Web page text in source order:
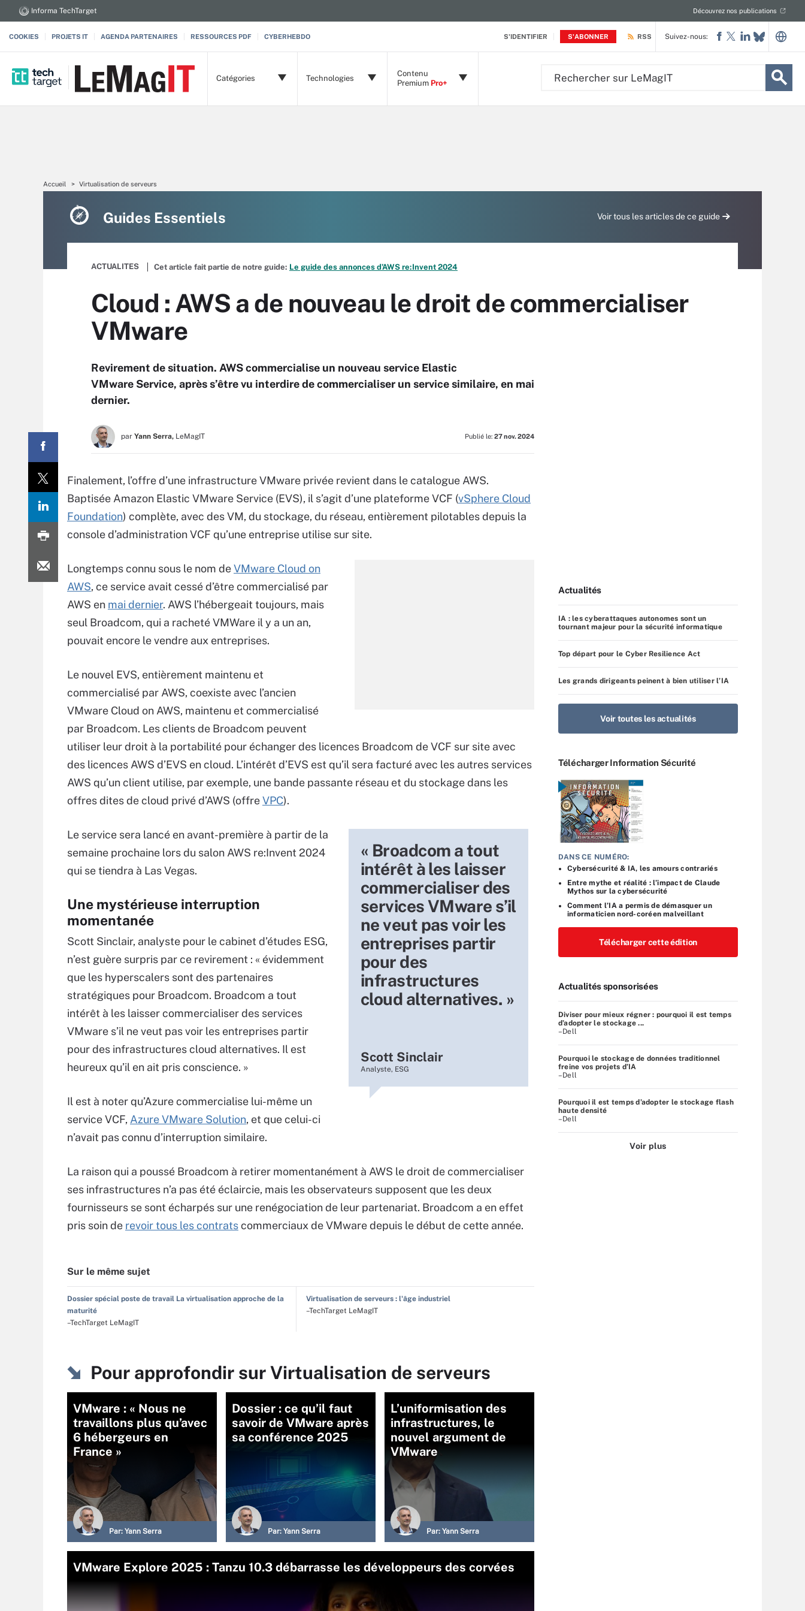
S'IDENTIFIER S'ABONNER
Informa TechTarget Découvrez nos publications
COOKIES PROJETS IT AGENDA PARTENAIRES RESSOURCES PDF CYBERHEBDO RSS
Catégories Technologies
Contenu
Premium Pro+
Suivez-nous:
Accueil Virtualisation de serveurs
Guides Essentiels Voir tous les articles de ce guide
ACTUALITES Cet article fait partie de notre guide: Le guide des annonces d’AWS re:Invent 2024
Cloud : AWS a de nouveau le droit de commercialiser
VMware
Revirement de situation. AWS commercialise un nouveau service Elastic
VMware Service, après s’être vu interdire de commercialiser un service similaire, en mai
dernier.
par Yann Serra, LeMagIT Publié le: 27 nov. 2024
Finalement, l’offre d’une infrastructure VMware privée revient dans le catalogue AWS.
Baptisée Amazon Elastic VMware Service (EVS), il s’agit d’une plateforme VCF (vSphere Cloud
Foundation) complète, avec des VM, du stockage, du réseau, entièrement pilotables depuis la
console d’administration VCF qu’une entreprise utilise sur site.
Longtemps connu sous le nom deVMware Cloud on
AWS, ce service avait cessé d’être commercialisé par
AWS en mai dernier. AWS l’hébergeait toujours, mais
seul Broadcom, qui a racheté VMWare il y a un an,
pouvait encore le vendre aux entreprises.
Le nouvel EVS, entièrement maintenu et
commercialisé par AWS, coexiste avec l’ancien
VMware Cloud on AWS, maintenu et commercialisé
par Broadcom. Les clients de Broadcom peuvent
utiliser leur droit à la portabilité pour échanger des licences Broadcom de VCF sur site avec
des licences AWS d’EVS en cloud. L’intérêt d’EVS est qu’il sera facturé avec les autres services
AWS qu’un client utilise, par exemple, une bande passante réseau et du stockage dans les
offres dites de cloud privé d’AWS (offreVPC).
« Broadcom a tout
intérêt à les laisser
commercialiser des
services VMware s’il
ne veut pas voir les
entreprises partir
pour des
infrastructures
cloud alternatives. »
Scott Sinclair
Analyste, ESG
Le service sera lancé en avant-première à partir de la
semaine prochaine lors du salon AWS re:Invent 2024
qui se tiendra à Las Vegas.
Une mystérieuse interruption
momentanée
Scott Sinclair, analyste pour le cabinet d’études ESG,
n’est guère surpris par ce revirement : « évidemment
que les hyperscalers sont des partenaires
stratégiques pour Broadcom. Broadcom a tout
intérêt à les laisser commercialiser des services
VMware s’il ne veut pas voir les entreprises partir
pour des infrastructures cloud alternatives. Il est
heureux qu’il en ait pris conscience. »
Il est à noter qu’Azure commercialise lui-même un
service VCF, Azure VMware Solution, et que celui-ci
n’avait pas connu d’interruption similaire.
La raison qui a poussé Broadcom à retirer momentanément à AWS le droit de commercialiser
ses infrastructures n’a pas été éclaircie, mais les observateurs supposent que les deux
fournisseurs se sont écharpés sur une renégociation de leur partenariat. Broadcom a en effet
pris soin de revoir tous les contratscommerciaux de VMware depuis le début de cette année.
Sur le même sujet
Dossier spécial poste de travail La virtualisation approche de la
maturité
–TechTarget LeMagIT
Virtualisation de serveurs : l'âge industriel
–TechTarget LeMagIT
Pour approfondir sur Virtualisation de serveurs
VMware : « Nous ne
travaillons plus qu’avec
6 hébergeurs en
France »
Par: Yann Serra
Dossier : ce qu’il faut
savoir de VMware après
sa conférence 2025
Par: Yann Serra
L’uniformisation des
infrastructures, le
nouvel argument de
VMware
Par: Yann Serra
VMware Explore 2025 : Tanzu 10.3 débarrasse les développeurs des corvées
Actualités
IA : les cyberattaques autonomes sont un
tournant majeur pour la sécurité informatique
Top départ pour le Cyber Resilience Act
Les grands dirigeants peinent à bien utiliser l’IA
Voir toutes les actualités
Télécharger Information Sécurité
DANS CE NUMÉRO:
Cybersécurité & IA, les amours contrariés
Entre mythe et réalité : l’impact de Claude
Mythos sur la cybersécurité
Comment l’IA a permis de démasquer un
informaticien nord-coréen malveillant
Télécharger cette édition
Actualités sponsorisées
Diviser pour mieux régner : pourquoi il est temps
d’adopter le stockage ...
–Dell
Pourquoi le stockage de données traditionnel
freine vos projets d’IA
–Dell
Pourquoi il est temps d’adopter le stockage flash
haute densité
–Dell
Voir plus